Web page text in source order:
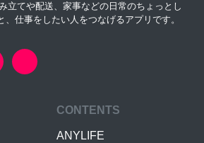
立てや配送、家事などの日常のちょっとし
、仕事をしたい人をつなげるアプリです。
CONTENTS
ANYLIFE